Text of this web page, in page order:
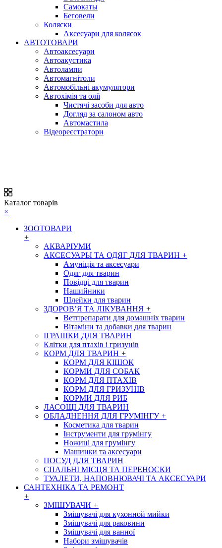
Самокаты
Беговели
Коляски
Аксесуари для колясок
АВТОТОВАРИ
Автоаксесуари
Автоакустика
Автолампи
Автомагнітоли
Автомобільні акумулятори
Автохімія та олії
Чистячі засоби для авто
Догляд за салоном авто
Автомастила
Відеореєстратори
Каталог товарів
×
ЗООТОВАРИ
+
АКВАРІУМИ
АКСЕСУАРЫ ТА ОДЯГ ДЛЯ ТВАРИН +
Амуніція та аксесуари
Одяг для тварин
Повідці для тварин
Нашийники
Шлейки для тварин
ЗДОРОВ’Я ТА ЛІКУВАННЯ +
Ветпрепарати для домашніх тварин
Вітаміни та добавки для тварин
ІГРАШКИ ДЛЯ ТВАРИН
Клітки для птахів і гризунів
КОРМ ДЛЯ ТВАРИН +
КОРМ ДЛЯ КІШОК
КОРМИ ДЛЯ СОБАК
КОРМ ДЛЯ ПТАХІВ
КОРМ ДЛЯ ГРИЗУНІВ
КОРМИ ДЛЯ РИБ
ЛАСОЩІ ДЛЯ ТВАРИН
ОБЛАДНЕННЯ ДЛЯ ГРУМІНГУ +
Косметика для тварин
Інструменти для грумінгу
Ножиці для грумінгу
Машинки та аксесуари
ПОСУД ДЛЯ ТВАРИН
СПАЛЬНІ МІСЦЯ ТА ПЕРЕНОСКИ
ТУАЛЕТИ, НАПОВНЮВАЧІ ТА АКСЕСУАРИ
САНТЕХНІКА ТА РЕМОНТ
+
ЗМІШУВАЧИ +
Змішувачі для кухонной мийки
Змішувачі для раковини
Змішувачі для ванної
Набори змішувачів